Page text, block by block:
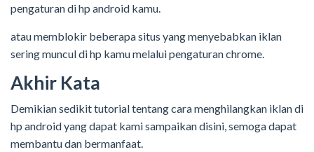
pengaturan di hp android kamu.
atau memblokir beberapa situs yang menyebabkan iklan
sering muncul di hp kamu melalui pengaturan chrome.
Akhir Kata
Demikian sedikit tutorial tentang cara menghilangkan iklan di
hp android yang dapat kami sampaikan disini, semoga dapat
membantu dan bermanfaat.